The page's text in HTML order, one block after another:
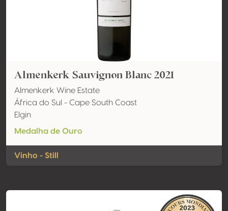
Almenkerk Sauvignon Blanc 2021
Almenkerk Wine Estate
África do Sul - Cape South Coast
Elgin
Medalha de Ouro
Vinho - Still